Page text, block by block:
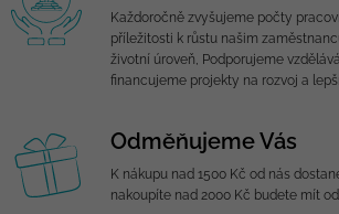
Každoročně zvyšujeme počty
příležitosti k růstu našim
životní úroveň, Podporujeme
financujeme projekty na rozvoj a
Odměňujeme Vás
K nákupu nad 1500 Kč od nás
nakoupíte nad 2000 Kč budete mít